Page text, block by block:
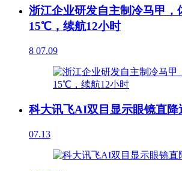
浙江企业研发自主制冷马甲，
15℃，续航12小时
8 07.09
科大讯飞AI双目显示眼镜直降
07.13